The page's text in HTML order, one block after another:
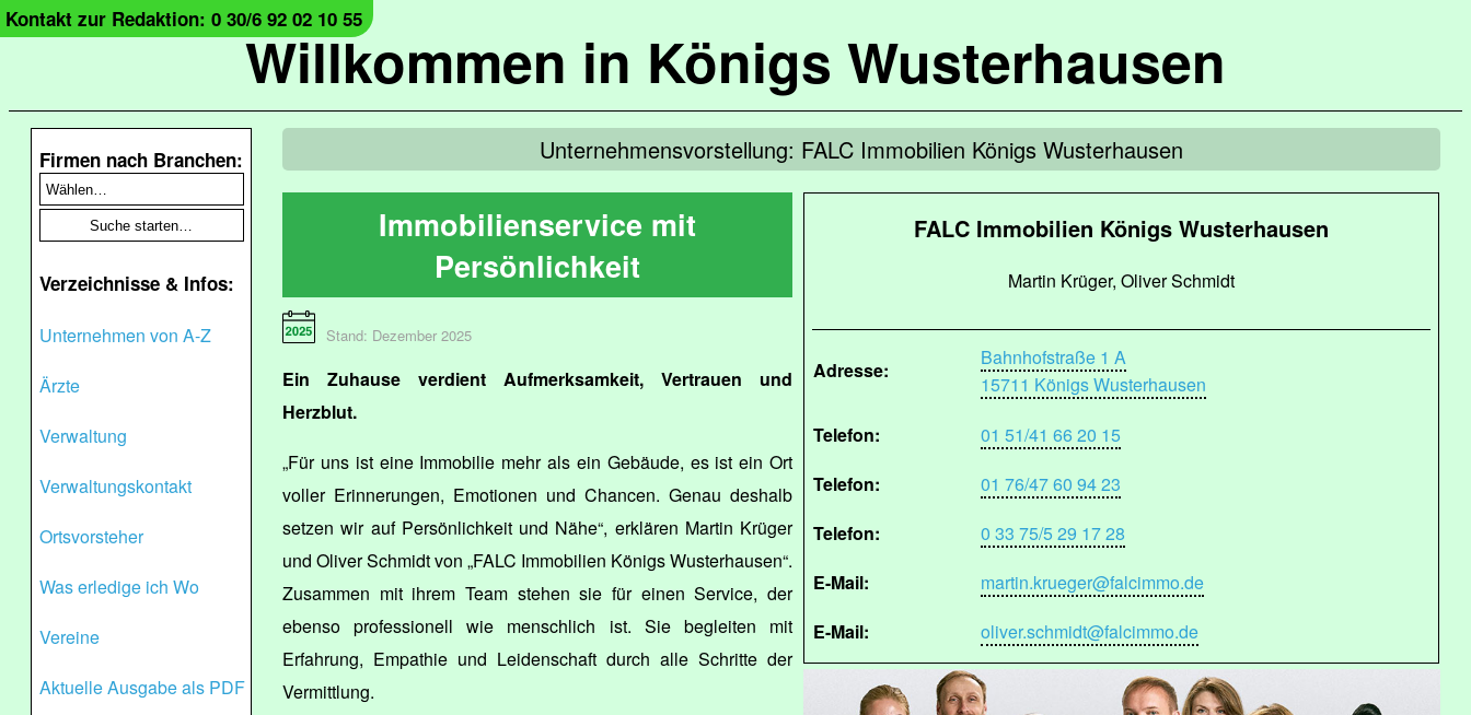
Willkommen in Königs Wusterhausen
Kontakt zur Redaktion: 0 30/6 92 02 10 55
Firmen nach Branchen:
Verzeichnisse & Infos:
Unternehmen von A-Z
Ärzte
Verwaltung
Verwaltungskontakt
Ortsvorsteher
Was erledige ich Wo
Vereine
Aktuelle Ausgabe als PDF
Unternehmensvorstellung: FALC Immobilien Königs Wusterhausen
FALC Immobilien Königs Wusterhausen
Martin Krüger, Oliver Schmidt
Adresse:
Bahnhofstraße 1 A
15711 Königs Wusterhausen
Telefon:
01 51/41 66 20 15
Telefon:
01 76/47 60 94 23
Telefon:
0 33 75/5 29 17 28
E-Mail:
martin.krueger@falcimmo.de
E-Mail:
oliver.schmidt@falcimmo.de
Immobilienservice mit
Persönlichkeit
Stand: Dezember 2025
Ein Zuhause verdient Aufmerksamkeit, Vertrauen und
Herzblut.
„Für uns ist eine Immobilie mehr als ein Gebäude, es ist ein Ort
voller Erinnerungen, Emotionen und Chancen. Genau deshalb
setzen wir auf Persönlichkeit und Nähe“, erklären Martin Krüger
und Oliver Schmidt von „FALC Immobilien Königs Wusterhausen“.
Zusammen mit ihrem Team stehen sie für einen Service, der
ebenso professionell wie menschlich ist. Sie begleiten mit
Erfahrung, Empathie und Leidenschaft durch alle Schritte der
Vermittlung.